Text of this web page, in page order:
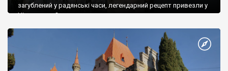
загублений у радянські часи, легендарний рецепт привезли у
Ніжин греки?